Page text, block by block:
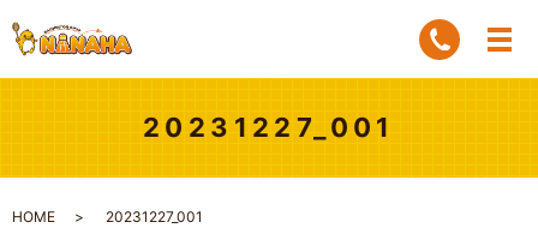
20231227_001
HOME 20231227_001